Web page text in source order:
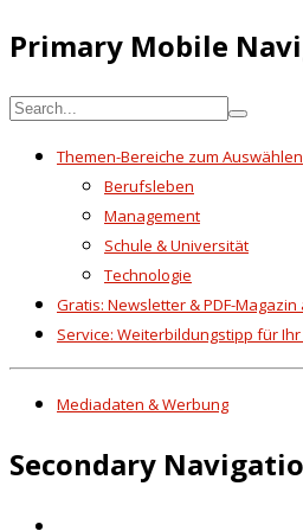
Primary Mobile
Themen-Bereiche zum Auswählen
Berufsleben
Management
Schule & Universität
Technologie
Gratis: Newsletter & PDF-
Service: Weiterbildungstipp für
Mediadaten & Werbung
Secondary